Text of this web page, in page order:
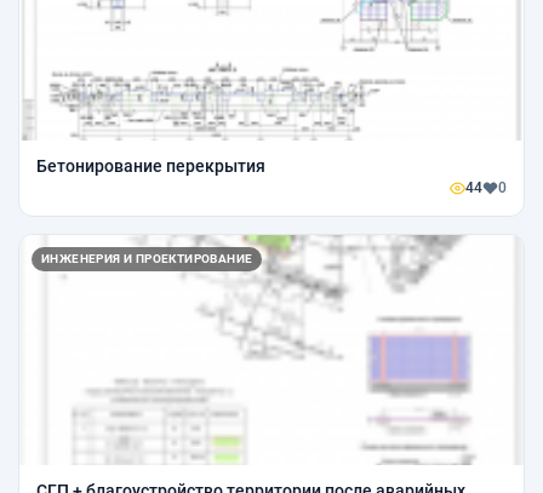
Бетонирование перекрытия
44 0
ИНЖЕНЕРИЯ И ПРОЕКТИРОВАНИЕ